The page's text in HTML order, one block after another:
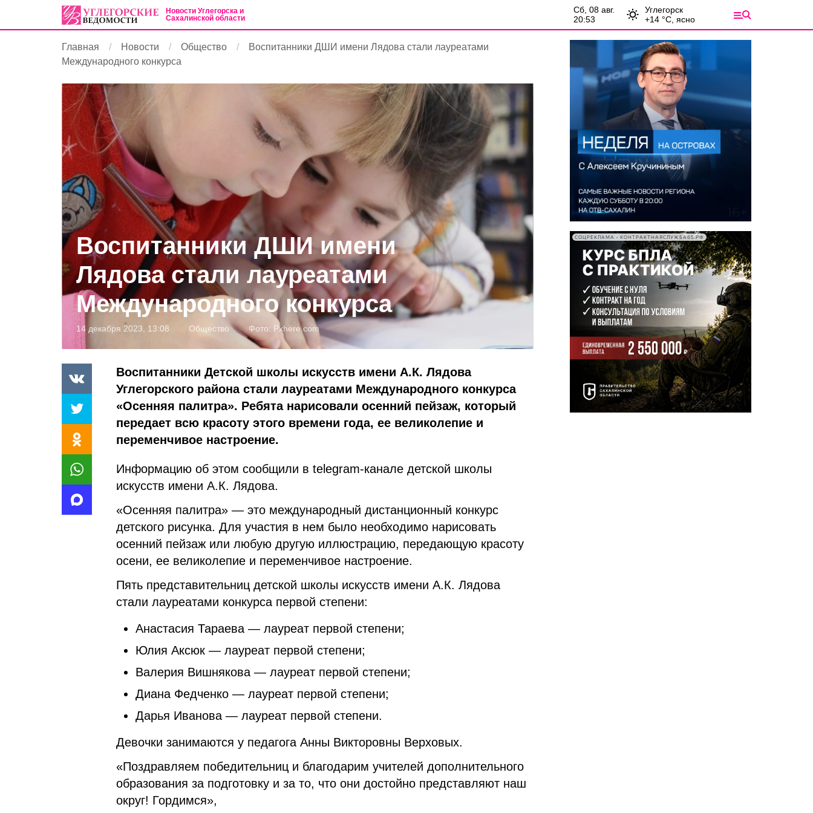
Новости Углегорска и
Сахалинской области
сб, 08 авг.
20:53
Углегорск
+14 °С, ясно
Главная Новости Общество
Воспитанники ДШИ имени Лядова стали лауреатами
Международного конкурса
Воспитанники ДШИ имени
Лядова стали лауреатами
Международного конкурса
14 декабря 2023, 13:08 Общество Фото: Pxhere.com
Воспитанники Детской школы искусств имени А.К. Лядова
Углегорского района стали лауреатами Международного конкурса
«Осенняя палитра». Ребята нарисовали осенний пейзаж, который
передает всю красоту этого времени года, ее великолепие и
переменчивое настроение.
Информацию об этом сообщили в telegram-канале детской школы
искусств имени А.К. Лядова.
«Осенняя палитра» — это международный дистанционный конкурс
детского рисунка. Для участия в нем было необходимо нарисовать
осенний пейзаж или любую другую иллюстрацию, передающую красоту
осени, ее великолепие и переменчивое настроение.
Пять представительниц детской школы искусств имени А.К. Лядова
стали лауреатами конкурса первой степени:
Анастасия Тараева — лауреат первой степени;
Юлия Аксюк — лауреат первой степени;
Валерия Вишнякова — лауреат первой степени;
Диана Федченко — лауреат первой степени;
Дарья Иванова — лауреат первой степени.
Девочки занимаются у педагога Анны Викторовны Верховых.
«Поздравляем победительниц и благодарим учителей дополнительного
образования за подготовку и за то, что они достойно представляют наш
округ! Гордимся»,
СОЦРЕКЛАМА • КОНТРАКТНАЯСЛУЖБА65.РФ